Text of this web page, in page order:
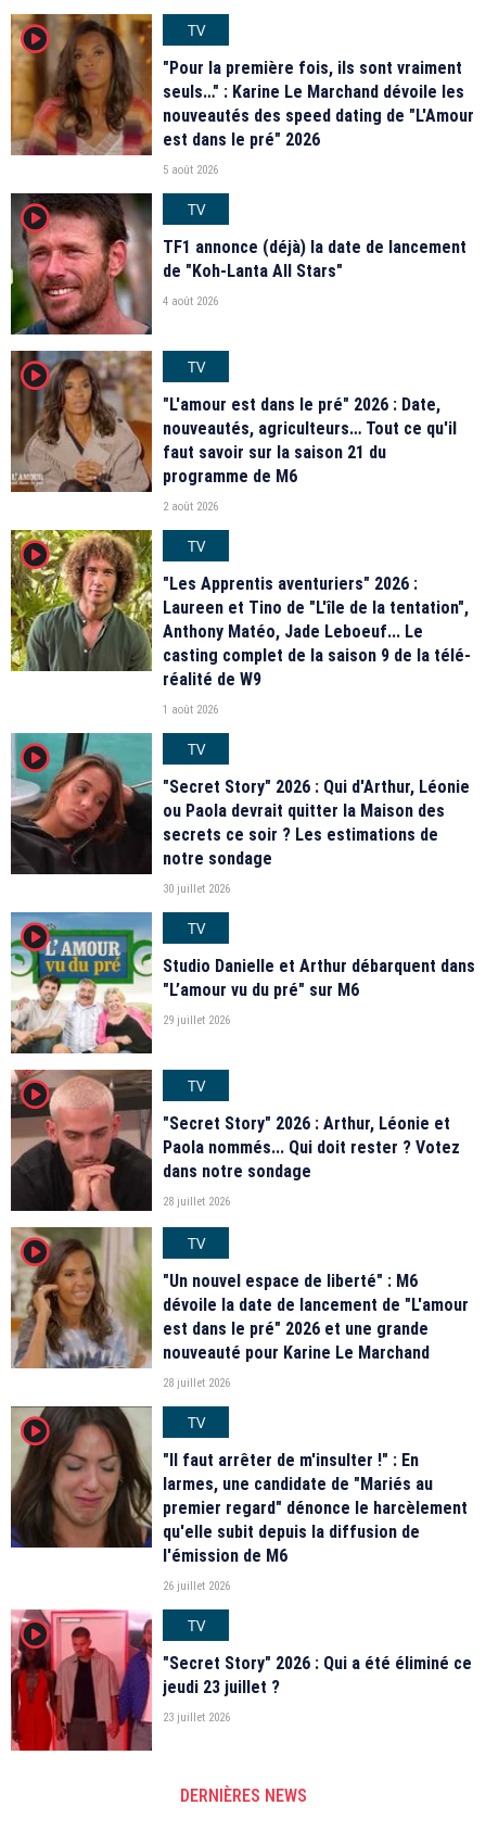
player2
TV
"Pour la première fois, ils sont vraiment
seuls…" : Karine Le Marchand dévoile les
nouveautés des speed dating de "L'Amour
est dans le pré" 2026
5 août 2026
player2
TV
TF1 annonce (déjà) la date de lancement
de "Koh-Lanta All Stars"
4 août 2026
player2
TV
"L'amour est dans le pré" 2026 : Date,
nouveautés, agriculteurs… Tout ce qu'il
faut savoir sur la saison 21 du
programme de M6
2 août 2026
player2
TV
"Les Apprentis aventuriers" 2026 :
Laureen et Tino de "L'île de la tentation",
Anthony Matéo, Jade Leboeuf... Le
casting complet de la saison 9 de la télé-
réalité de W9
1 août 2026
player2
TV
"Secret Story" 2026 : Qui d'Arthur, Léonie
ou Paola devrait quitter la Maison des
secrets ce soir ? Les estimations de
notre sondage
30 juillet 2026
player2
TV
Studio Danielle et Arthur débarquent dans
"L’amour vu du pré" sur M6
29 juillet 2026
player2
TV
"Secret Story" 2026 : Arthur, Léonie et
Paola nommés... Qui doit rester ? Votez
dans notre sondage
28 juillet 2026
player2
TV
"Un nouvel espace de liberté" : M6
dévoile la date de lancement de "L'amour
est dans le pré" 2026 et une grande
nouveauté pour Karine Le Marchand
28 juillet 2026
player2
TV
"Il faut arrêter de m'insulter !" : En
larmes, une candidate de "Mariés au
premier regard" dénonce le harcèlement
qu'elle subit depuis la diffusion de
l'émission de M6
26 juillet 2026
player2
TV
"Secret Story" 2026 : Qui a été éliminé ce
jeudi 23 juillet ?
23 juillet 2026
DERNIÈRES NEWS